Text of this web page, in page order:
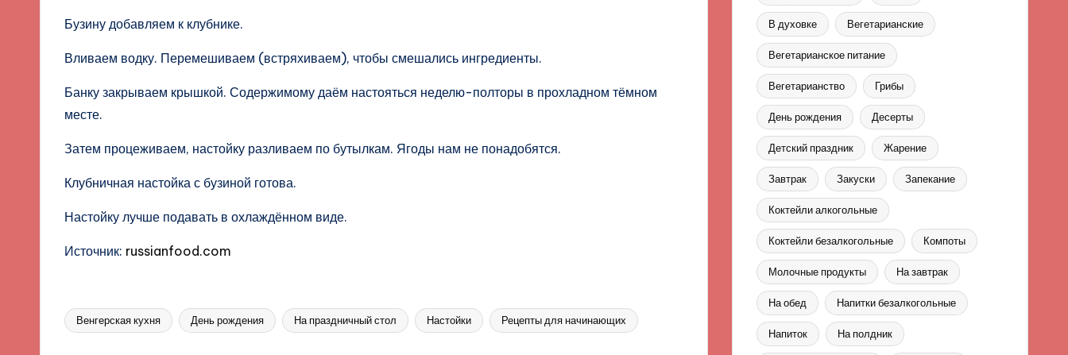
Бузину добавляем к клубнике.
Вливаем водку. Перемешиваем (встряхиваем), чтобы смешались ингредиенты.
Банку закрываем крышкой. Содержимому даём настояться неделю-полторы в прохладном тёмном
месте.
Затем процеживаем, настойку разливаем по бутылкам. Ягоды нам не понадобятся.
Клубничная настойка с бузиной готова.
Настойку лучше подавать в охлаждённом виде.
Источник: russianfood.com
Метки:
Венгерская кухня День рождения На праздничный стол Настойки Рецепты для начинающих
В духовке Вегетарианские
Вегетарианское питание
Вегетарианство Грибы
День рождения Десерты
Детский праздник Жарение
Завтрак Закуски Запекание
Коктейли алкогольные
Коктейли безалкогольные Компоты
Молочные продукты На завтрак
На обед Напитки безалкогольные
Напиток На полдник